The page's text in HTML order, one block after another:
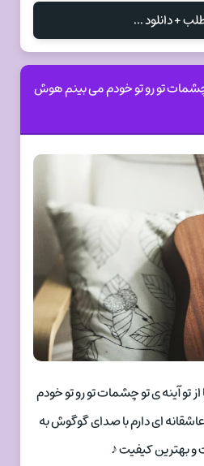
+ دانلود ...
چشمات تو رو تو خودم می بینم هوش
از تو آینه ی تو چشمات تو رو تو خودم
ای دارم با صدای گوگوش به
بهترین کیفیت ♪